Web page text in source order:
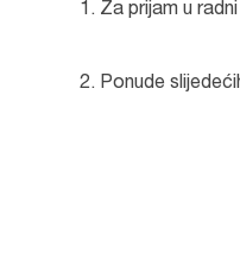
Za prijam u
Ponude